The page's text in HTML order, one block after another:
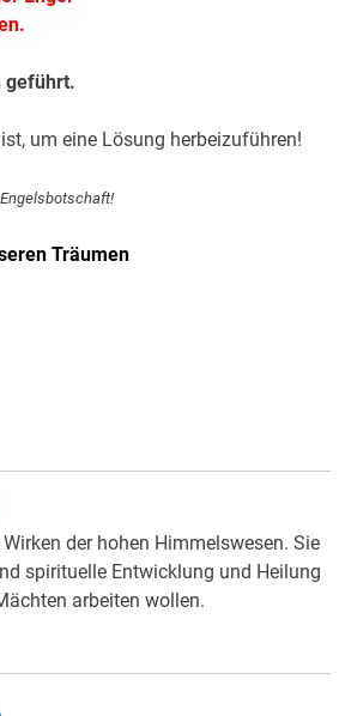
geführt.
um eine Lösung herbeizuführen!
Träumen
der hohen Himmelswesen. Sie
spirituelle Entwicklung und Heilung
arbeiten wollen.